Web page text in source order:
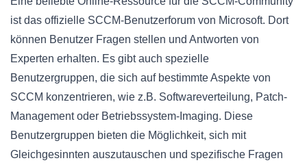
ist das offizielle SCCM-Benutzerforum von Microsoft. Dort
können Benutzer Fragen stellen und Antworten von
Experten erhalten. Es gibt auch spezielle
Benutzergruppen, die sich auf bestimmte Aspekte von
SCCM konzentrieren, wie z.B. Softwareverteilung, Patch-
Management oder Betriebssystem-Imaging. Diese
Benutzergruppen bieten die Möglichkeit, sich mit
Gleichgesinnten auszutauschen und spezifische Fragen